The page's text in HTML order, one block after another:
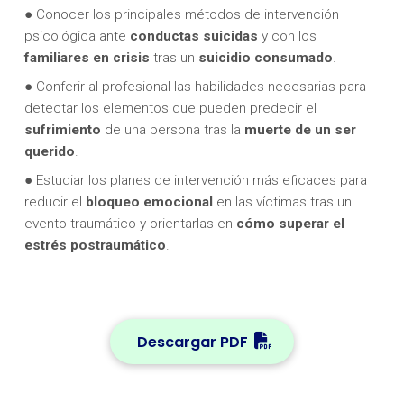
● Conocer los principales métodos de intervención
psicológica ante conductas suicidas y con los
familiares en crisis tras un suicidio consumado.
● Conferir al profesional las habilidades necesarias para
detectar los elementos que pueden predecir el
sufrimiento de una persona tras la muerte de un ser
querido.
● Estudiar los planes de intervención más eficaces para
reducir el bloqueo emocionalen las víctimas tras un
evento traumático y orientarlas en cómo superar el
estrés postraumático.
Descargar PDF